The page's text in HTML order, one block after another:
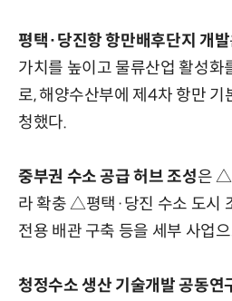
평택·당진항 항만배후단지 개발
가치를 높이고 물류산업 활성화
로, 해양수산부에 제4차 항만 기
청했다.
중부권 수소 공급 허브 조성은 △
라 확충 △평택·당진 수소 도시
전용 배관 구축 등을 세부 사업
청정수소 생산 기술개발 공동연